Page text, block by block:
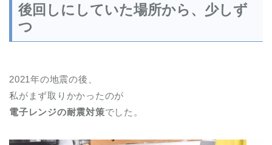
後回しにしていた場所から、少しず
つ
2021年の地震の後、
私がまず取りかかったのが
電子レンジの耐震対策でした。